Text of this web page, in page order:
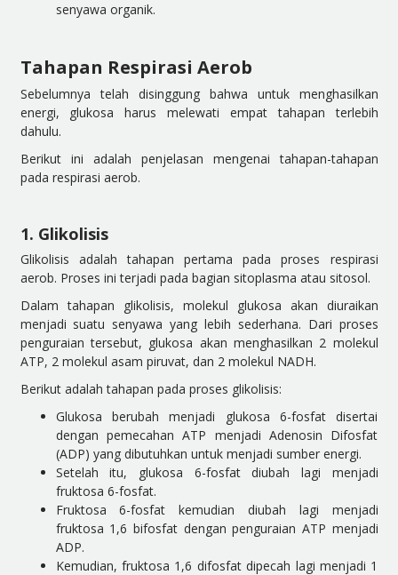
senyawa organik.
Tahapan Respirasi Aerob
Sebelumnya telah disinggung bahwa untuk menghasilkan
energi, glukosa harus melewati empat tahapan terlebih
dahulu.
Berikut ini adalah penjelasan mengenai tahapan-tahapan
pada respirasi aerob.
1. Glikolisis
Glikolisis adalah tahapan pertama pada proses respirasi
aerob. Proses ini terjadi pada bagian sitoplasma atau sitosol.
Dalam tahapan glikolisis, molekul glukosa akan diuraikan
menjadi suatu senyawa yang lebih sederhana. Dari proses
penguraian tersebut, glukosa akan menghasilkan 2 molekul
ATP, 2 molekul asam piruvat, dan 2 molekul NADH.
Berikut adalah tahapan pada proses glikolisis:
Glukosa berubah menjadi glukosa 6-fosfat disertai
dengan pemecahan ATP menjadi Adenosin Difosfat
(ADP) yang dibutuhkan untuk menjadi sumber energi.
Setelah itu, glukosa 6-fosfat diubah lagi menjadi
fruktosa 6-fosfat.
Fruktosa 6-fosfat kemudian diubah lagi menjadi
fruktosa 1,6 bifosfat dengan penguraian ATP menjadi
ADP.
Kemudian, fruktosa 1,6 difosfat dipecah lagi menjadi 1